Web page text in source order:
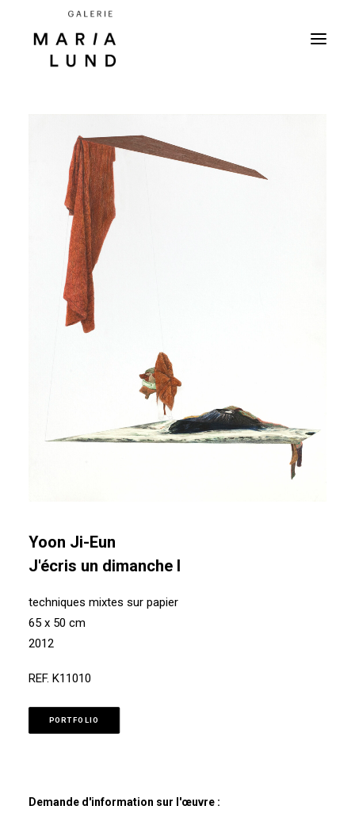
Yoon Ji-Eun
J'écris un dimanche I
techniques mixtes sur papier
65 x 50 cm
2012
REF. K11010
PORTFOLIO
Demande d'information sur l'œuvre :